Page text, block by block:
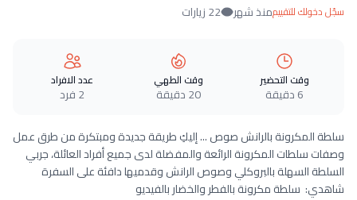
سجّل دخولك للتقييممنذ شهر 22 زيارات
وقت التحضير
6 دقيقة
وقت الطهي
20 دقيقة
عدد الافراد
2 فرد
سلطة المكرونة بالرانش صوص ... إليكِ طريقة جديدة ومبتكرة من طرق عمل
وصفات سلطات المكرونة الرائعة والمفضلة لدى جميع أفراد العائلة، جربي
السلطة السهلة بالبروكلي وصوص الرانش وقدميها دافئة على السفرة
شاهدي: سلطة مكرونة بالفطر والخضار بالفيديو